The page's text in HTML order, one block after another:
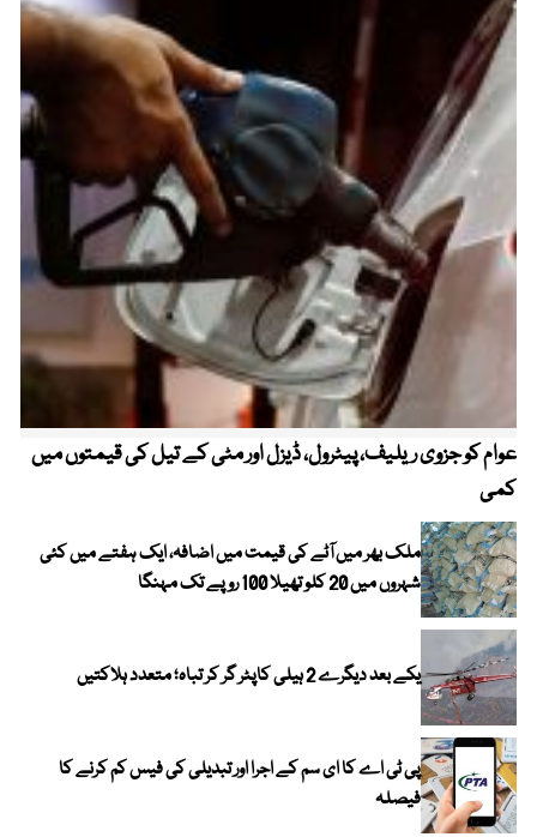
عوام کو جزوی ریلیف، پیٹرول، ڈیزل اور مٹی کے تیل کی قیمتوں میں
کمی
ملک بھر میں آٹے کی قیمت میں اضافہ، ایک ہفتے میں کئی
شہروں میں 20 کلو تھیلا 100 روپے تک مہنگا
یکے بعد دیگرے 2 ہیلی کاپٹر گر کر تباہ؛ متعدد ہلاکتیں
پی ٹی اے کا ای سم کے اجرا اور تبدیلی کی فیس کم کرنے کا
فیصلہ